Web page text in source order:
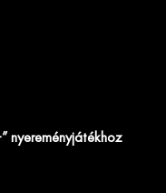
nyereményjátékhoz